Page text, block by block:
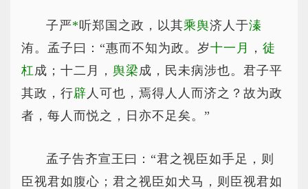
子严*听郑国之政，以其乘舆济人于溱
洧。孟子曰：“惠而不知为政。岁十一月 ， 徒
杠成；十二月， 舆梁成，民未病涉也。君子平
其政，行辟 人可也，焉得人人而济之？故为政
者，每人而悦之，日亦不足矣。”
孟子告齐宣王曰：“君之视臣如手足，则
臣视君如腹心；君之视臣如犬马，则臣视君如